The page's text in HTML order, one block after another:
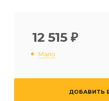
12 515 ₽
Мало
ДОБАВИТЬ